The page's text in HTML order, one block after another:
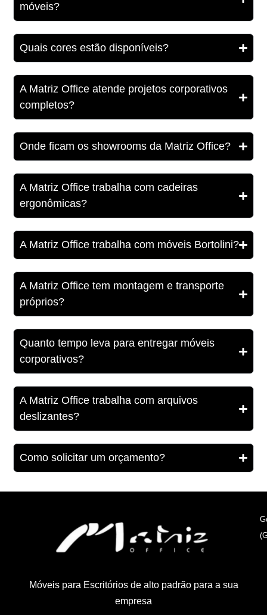
móveis?
Quais cores estão disponíveis?
A Matriz Office atende projetos corporativos
completos?
Onde ficam os showrooms da Matriz Office?
A Matriz Office trabalha com cadeiras
ergonômicas?
A Matriz Office trabalha com móveis Bortolini?
A Matriz Office tem montagem e transporte
próprios?
Quanto tempo leva para entregar móveis
corporativos?
A Matriz Office trabalha com arquivos
deslizantes?
Como solicitar um orçamento?
Móveis para Escritórios de alto padrão para a sua
empresa